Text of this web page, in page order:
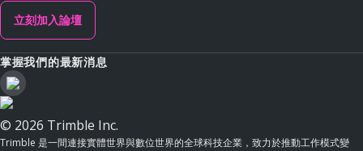
立刻加入論壇
掌握我們的最新消息
© 2026 Trimble Inc.
Trimble 是一間連接實體世界與數位世界的全球科技企業，致力於推動工作模式變